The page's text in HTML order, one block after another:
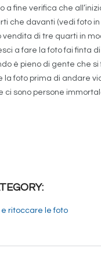
a fine verifica che
che davanti (vedi foto
vendita di tre quarti in
a fare la foto fai finta
è pieno di gente che
la foto prima di andare
ci sono persone
ritoccare le foto